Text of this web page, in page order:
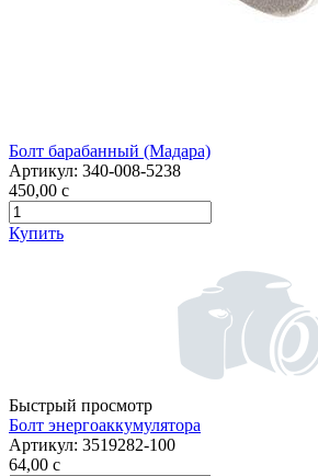
Болт барабанный (Мадара)
Артикул: 340-008-5238
450,00 c
Купить
Быстрый просмотр
Болт энергоаккумулятора
Артикул: 3519282-100
64,00 c